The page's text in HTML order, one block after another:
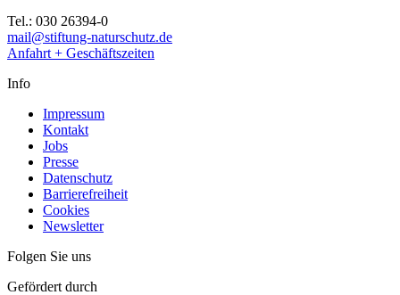
Tel.: 030 26394-0
mail@stiftung-naturschutz.de
Anfahrt + Geschäftszeiten
Info
Impressum
Kontakt
Jobs
Presse
Datenschutz
Barrierefreiheit
Cookies
Newsletter
Folgen Sie uns
Gefördert durch